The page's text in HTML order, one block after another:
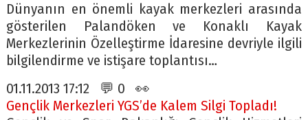
Dünyanın en önemli kayak merkezleri arasında
gösterilen Palandöken ve Konaklı Kayak
Merkezlerinin Özelleştirme İdaresine devriyle ilgili
bilgilendirme ve istişare toplantısı…
01.11.2013 17:12 💬 0 👀
Gençlik Merkezleri YGS’de Kalem Silgi Topladı!